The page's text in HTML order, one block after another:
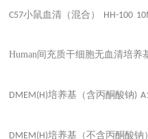
C57小鼠血清（混合） HH-100
Human间充质干细胞无血清培养
DMEM(H)培养基（含丙酮酸钠)
DMEM(H)培养基（不含丙酮酸钠）